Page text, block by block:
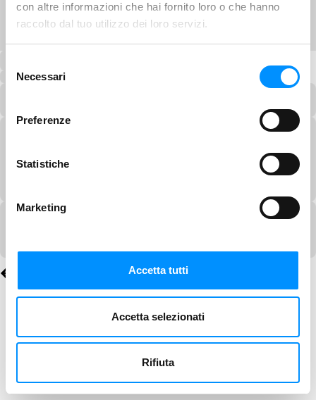
con altre informazioni che hai fornito loro o che hanno
raccolto dal tuo utilizzo dei loro servizi.
delNecessari
Preferenze
Statistiche
Marketing
Accetta tutti
Accetta selezionati
Rifiuta